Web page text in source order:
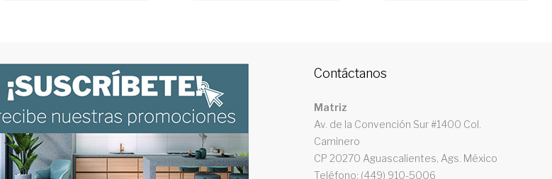
Contáctanos
Matriz
Av. de la Convención Sur #1400 Col.
Caminero
CP 20270 Aguascalientes, Ags. México
Teléfono: (449) 910-5006